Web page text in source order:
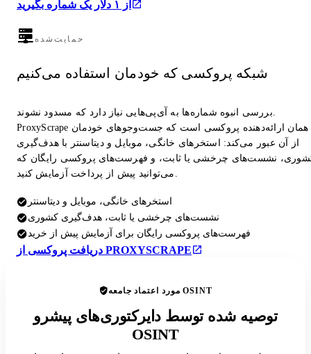
از ۱ دلار یک شماره بگیرید
حمایت‌شده
شبکه پروکسی که خودمان استفاده می‌کنیم
بررسی انبوه شماره‌ها به آی‌پی‌هایی نیاز دارد که مسدود نشوند.
ProxyScrape همان ارائه‌دهنده پروکسی است که جست‌وجوهای خودمان
از آن عبور می‌کند: استخرهای خانگی، موبایل و دیتاسنتر با هدف‌گیری
نشست‌های چرخشی یا ثابت، و فهرست‌های پروکسی رایگان که
می‌توانید پیش از پرداخت آزمایش کنید.
استخرهای خانگی، موبایل و دیتاسنتر
نشست‌های چرخشی یا ثابت، هدف‌گیری کشوری
فهرست‌های پروکسی رایگان برای آزمایش پیش از خرید
دریافت پروکسی از PROXYSCRAPE
مورد اعتماد جامعه OSINT
توصیه شده توسط دایرکتوری‌های پیشرو
OSINT